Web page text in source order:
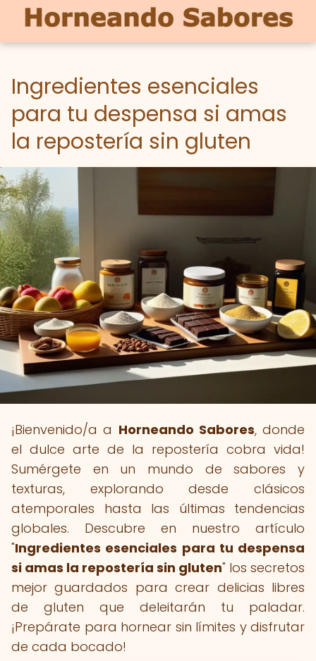
Ingredientes esenciales
para tu despensa si amas
la repostería sin gluten
¡Bienvenido/a a Horneando Sabores, donde
el dulce arte de la repostería cobra vida!
Sumérgete en un mundo de sabores y
texturas, explorando desde clásicos
atemporales hasta las últimas tendencias
globales. Descubre en nuestro artículo
"Ingredientes esenciales para tu despensa
si amas la repostería sin gluten" los secretos
mejor guardados para crear delicias libres
de gluten que deleitarán tu paladar.
¡Prepárate para hornear sin límites y disfrutar
de cada bocado!